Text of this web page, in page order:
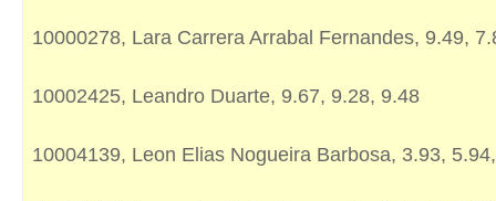
10000278, Lara Carrera Arrabal Fernandes, 9.49,
10002425, Leandro Duarte, 9.67, 9.28, 9.48
10004139, Leon Elias Nogueira Barbosa, 3.93,